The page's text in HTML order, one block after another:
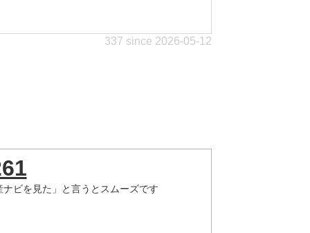
337 since 2026-05-12
ビを見た」と言うとスムーズです